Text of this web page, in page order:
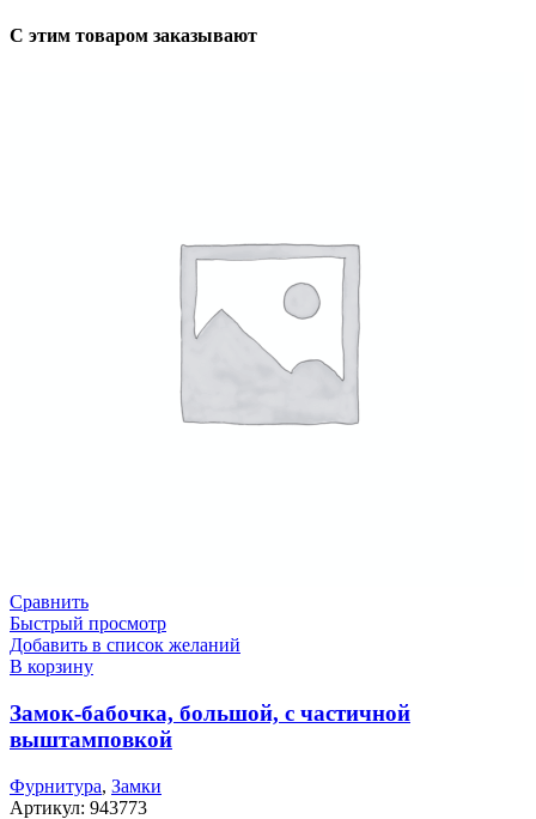
С этим товаром заказывают
Сравнить
Быстрый просмотр
Добавить в список желаний
В корзину
Замок-бабочка, большой, с частичной
выштамповкой
Фурнитура, Замки
Артикул: 943773